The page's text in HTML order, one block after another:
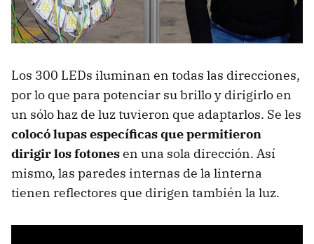
Los 300 LEDs iluminan en todas las direcciones,
por lo que para potenciar su brillo y dirigirlo en
un sólo haz de luz tuvieron que adaptarlos. Se les
colocó lupas específicas que permitieron
dirigir los fotonesen una sola dirección. Así
mismo, las paredes internas de la linterna
tienen reflectores que dirigen también la luz.